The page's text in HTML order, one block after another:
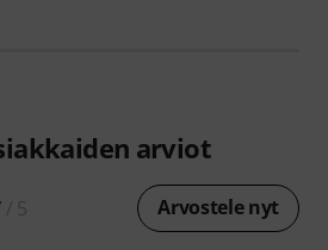
arviot
Arvostele nyt